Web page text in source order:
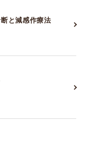
と減感作療法